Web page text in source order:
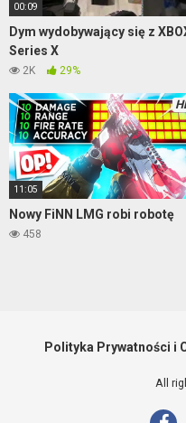
00:09
Dym wydobywający się z
Series X
2K 29%
11:05
Nowy FiNN LMG robi robotę
458
Polityka Prywatności i
All